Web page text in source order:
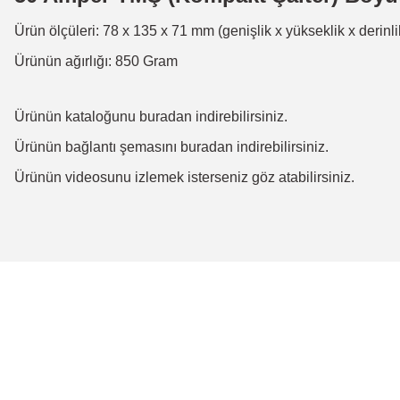
Ürün ölçüleri: 78 x 135 x 71 mm (genişlik x yükseklik x
Ürünün ağırlığı: 850 Gram
Ürünün kataloğunu buradan indirebilirsiniz.
Ürünün bağlantı şemasını buradan indirebilirsiniz.
Ürünün videosunu izlemek isterseniz göz atabilirsiniz.